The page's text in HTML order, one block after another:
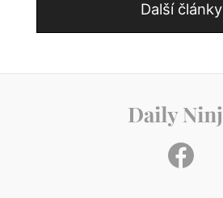
Další články